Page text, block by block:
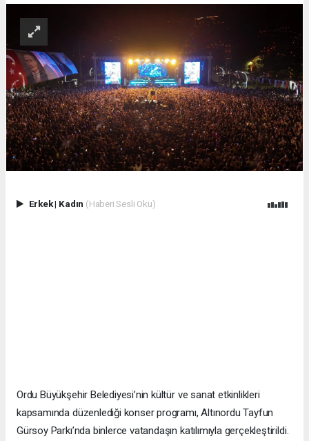
Erkek| Kadın (Haberi Sesli Oku)
Ordu Büyükşehir Belediyesi’nin kültür ve sanat etkinlikleri
kapsamında düzenlediği konser programı, Altınordu Tayfun
Gürsoy Parkı’nda binlerce vatandaşın katılımıyla gerçekleştirildi.